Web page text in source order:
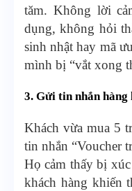
tăm. Không lời
dụng, không hỏi
sinh nhật hay mã
mình bị “vắt xong
3. Gửi tin nhắn
Khách vừa mua 5
tin nhắn “Voucher
Họ cảm thấy bị
khách hàng khiến